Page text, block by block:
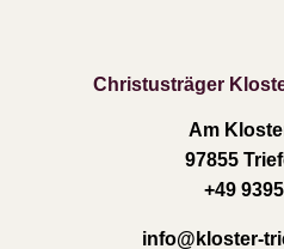
Christusträger
Am
97855
+49
info@kloster-